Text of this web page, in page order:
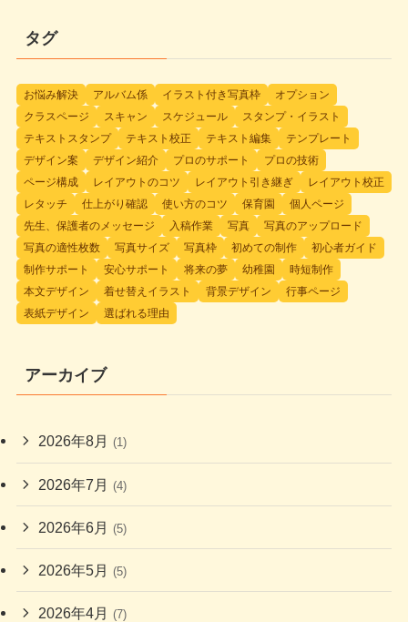
タグ
お悩み解決 アルバム係 イラスト付き写真枠
オプション
クラスページ
スキャン スケジュール
スタンプ・イラスト
テキストスタンプ
テキスト校正 テキスト編集
テンプレート
デザイン案
デザイン紹介 プロのサポート
プロの技術
ページ構成
レイアウトのコツ レイアウト引き継ぎ
レイアウト校正
レタッチ
仕上がり確認 使い方のコツ 保育園
個人ページ
先生、保護者のメッセージ
入稿作業 写真
写真のアップロード
写真の適性枚数
写真サイズ 写真枠 初めての制作
初心者ガイド
制作サポート
安心サポート 将来の夢 幼稚園
時短制作
本文デザイン
着せ替えイラスト 背景デザイン
行事ページ
表紙デザイン
選ばれる理由
アーカイブ
2026年8月 (1)
2026年7月 (4)
2026年6月 (5)
2026年5月 (5)
2026年4月 (7)